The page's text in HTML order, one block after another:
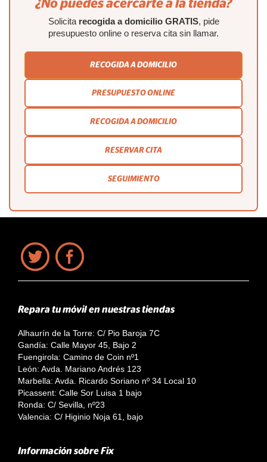
¿No puedes acercarte a la tienda?
Solicita recogida a domicilio GRATIS, pide
presupuesto online o reserva cita sin llamar.
RECOGIDA A DOMICILIO
PRESUPUESTO ONLINE
RECOGIDA A DOMICILIO
RESERVAR CITA
SEGUIMIENTO
Repara tu móvil en nuestras tiendas
Alhaurín de la Torre: C/ Pio Baroja 7C
Gandía: Calle Mayor 45, Bajo 2
Fuengirola: Camino de Coin nº1
León: Avda. Mariano Andrés 123
Marbella: Avda. Ricardo Soriano nº 34 Local 10
Picassent: Calle Sor Luisa 1 bajo
Ronda: C/ Sevilla, nº23
Valencia: C/ Higinio Noja 61, bajo
Información sobre Fix